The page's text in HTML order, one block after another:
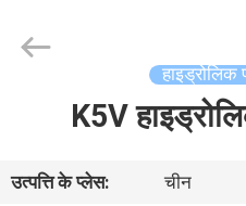
उत्पादों
Power
Co.,Ltd.
K5V
उत्पत्ति के प्लेस:
चीन